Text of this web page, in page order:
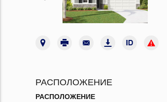
РАСПОЛОЖЕНИЕ
РАСПОЛОЖЕНИЕ